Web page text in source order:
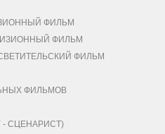
ФИЛЬМ
ФИЛЬМ
ФИЛЬМ
ФИЛЬМОВ
СЦЕНАРИСТ)